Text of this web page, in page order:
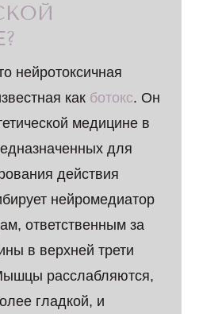
нейротоксичная
как ботокс. Он
медицине в
для
действия
нейромедиатор
ответственным за
в верхней трети
расслабляются,
гладкой, и